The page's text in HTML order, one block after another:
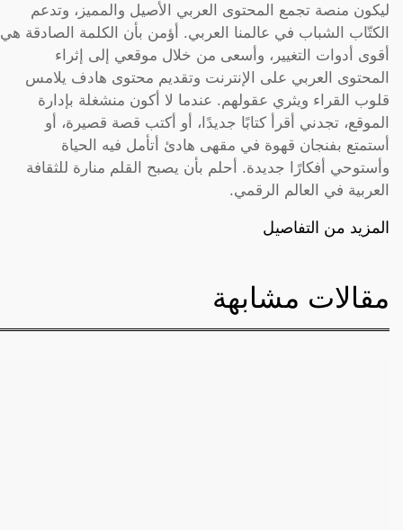
ليكون منصة تجمع المحتوى العربي الأصيل والمميز، وتدعم
الكتّاب الشباب في عالمنا العربي. أؤمن بأن الكلمة الصادقة هي
أقوى أدوات التغيير، وأسعى من خلال موقعي إلى إثراء
المحتوى العربي على الإنترنت وتقديم محتوى هادف يلامس
قلوب القراء ويثري عقولهم. عندما لا أكون منشغلة بإدارة
الموقع، تجدني أقرأ كتابًا جديدًا، أو أكتب قصة قصيرة، أو
أستمتع بفنجان قهوة في مقهى هادئ أتأمل فيه الحياة
وأستوحي أفكارًا جديدة. أحلم بأن يصبح القلم منارة للثقافة
العربية في العالم الرقمي.
المزيد من التفاصيل
مقالات مشابهة